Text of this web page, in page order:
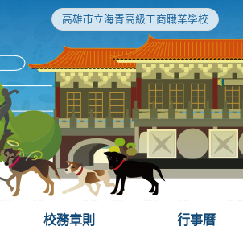
高雄市立海青高級工商職業學校
校務章則 行事曆